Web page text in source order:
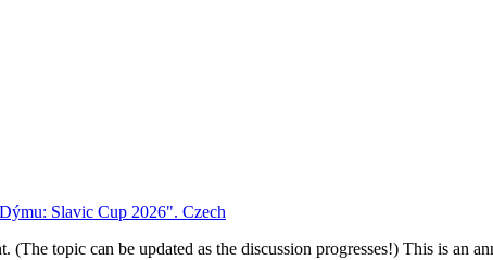
Slavic Cup 2026". Czech
topic can be updated as the discussion progresses!) This is an